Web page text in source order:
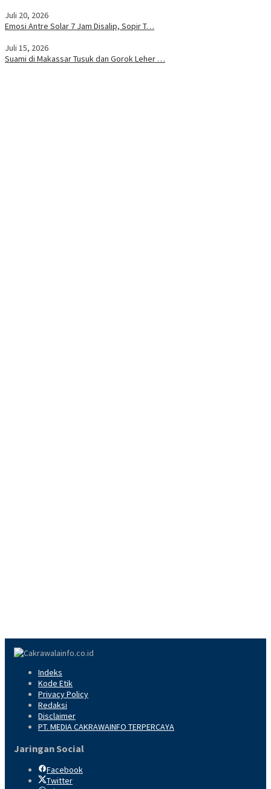
Juli 20, 2026
Emosi Antre Solar 7 Jam Disalip, Sopir T…
Juli 15, 2026
Suami di Makassar Tusuk dan Gorok Leher …
Indeks
Kode Etik
Privacy Policy
Redaksi
Disclaimer
PT. MEDIA CAKRAWAINFO TERPERCAYA
Jaringan Social
Facebook
Twitter